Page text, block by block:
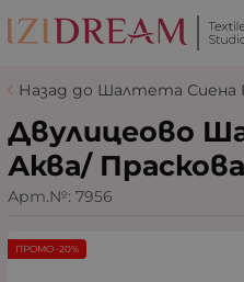
Назад до Шалтета Сиена
Двулицеово
Аква/
Арт.№: 7956
ПРОМО -20%